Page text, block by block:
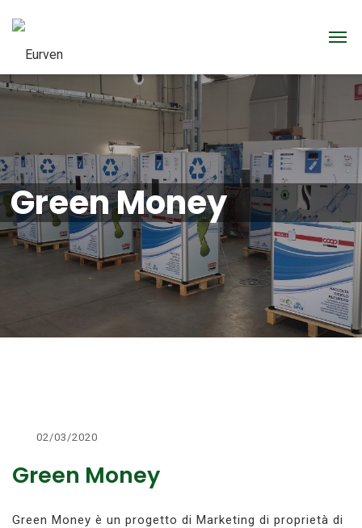
Green Money
02/03/2020
Green Money
Green Money è un progetto di Marketing di proprietà di